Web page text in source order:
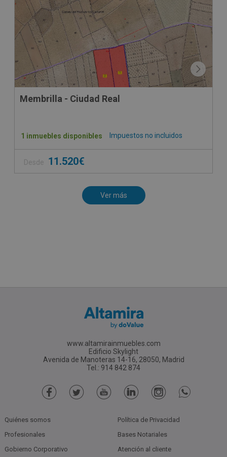
Membrilla - Ciudad Real
Impuestos no incluidos
1 inmuebles disponibles
Desde 11.520€
www.altamirainmuebles.com
Edificio Skylight
Avenida de Manoteras 14-16, 28050, Madrid
Tel.: 914 842 874
Quiénes somos
Profesionales
Gobierno Corporativo
Política de Privacidad
Bases Notariales
Atención al cliente